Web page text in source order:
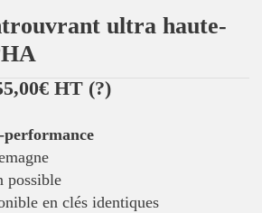
ultra haute-
HT (?)
performance
possible
en clés identiques